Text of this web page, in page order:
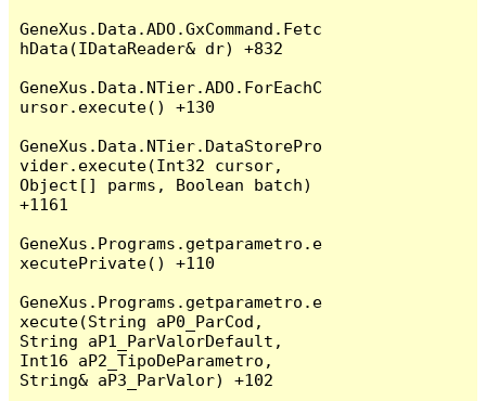
GeneXus.Data.ADO.GxCommand.Fetc
hData(IDataReader& dr) +832
GeneXus.Data.NTier.ADO.ForEachC
ursor.execute() +130
GeneXus.Data.NTier.DataStorePro
vider.execute(Int32 cursor,
Object[] parms, Boolean batch)
+1161
GeneXus.Programs.getparametro.e
xecutePrivate() +110
GeneXus.Programs.getparametro.e
xecute(String aP0_ParCod,
String aP1_ParValorDefault,
Int16 aP2_TipoDeParametro,
String& aP3_ParValor) +102